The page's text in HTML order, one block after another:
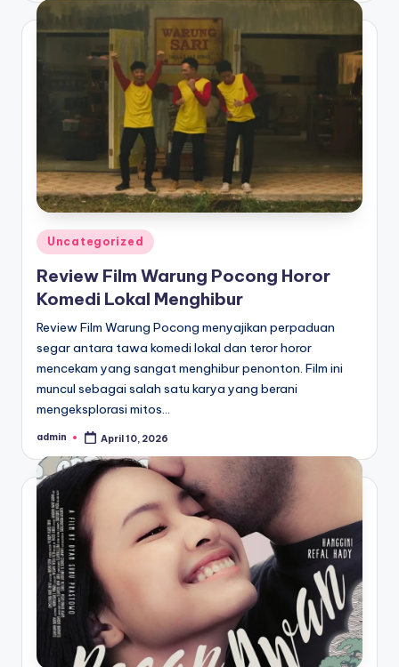
Posted
Uncategorized
Review Film Warung Pocong Horor
Komedi Lokal Menghibur
Review Film Warung Pocong menyajikan perpaduan
segar antara tawa komedi lokal dan teror horor
mencekam yang sangat menghibur penonton. Film ini
muncul sebagai salah satu karya yang berani
mengeksplorasi mitos…
Posted
admin April 10, 2026